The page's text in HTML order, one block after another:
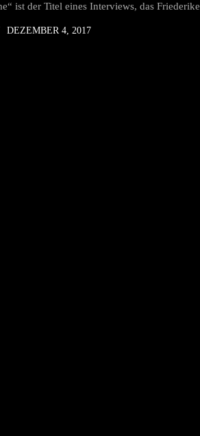
ist der Titel eines Interviews, das Friederike
DEZEMBER 4, 2017